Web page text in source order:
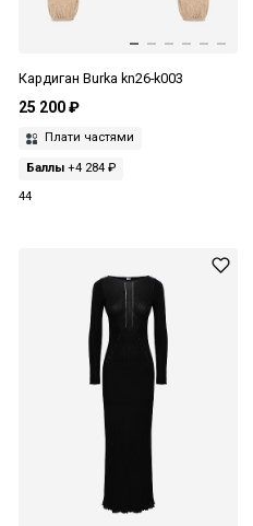
Кардиган Burka kn26-k003
25 200 ₽
Плати частями
Баллы+4 284 ₽
44